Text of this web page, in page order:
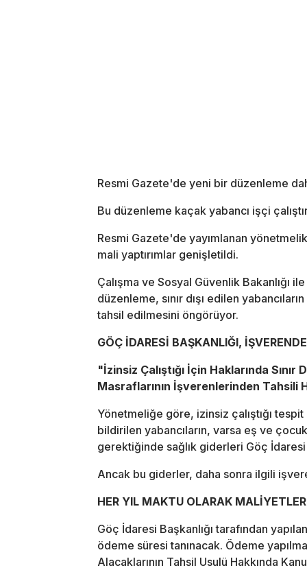
Resmi Gazete'de yeni bir düzenleme
Bu düzenleme kaçak yabancı işçi
Resmi Gazete'de yayımlanan
mali yaptırımlar genişletildi.
Çalışma ve Sosyal Güvenlik Bakanlığı
düzenleme, sınır dışı edilen
tahsil edilmesini öngörüyor.
GÖÇ İDARESİ BAŞKANLIĞI,
"İzinsiz Çalıştığı İçin Haklarında Sınır
Masraflarının İşverenlerinden Tahsili
Yönetmeliğe göre, izinsiz çalıştığı
bildirilen yabancıların, varsa eş ve
gerektiğinde sağlık giderleri Göç
Ancak bu giderler, daha sonra ilgili
HER YIL MAKTU OLARAK
Göç İdaresi Başkanlığı tarafından
ödeme süresi tanınacak. Ödeme
Alacaklarının Tahsil Usulü Hakkında